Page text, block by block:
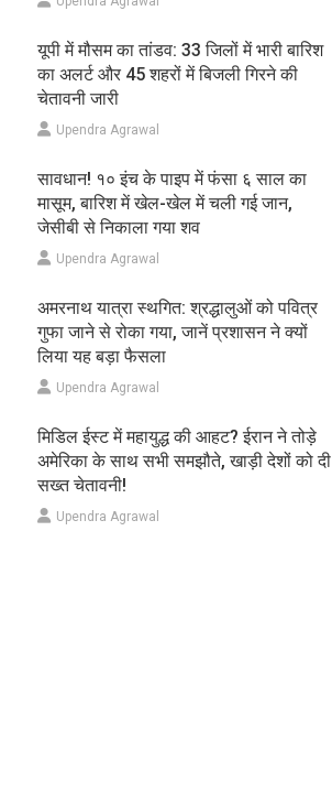
यूपी में मौसम का तांडव: 33 जिलों में भारी बारिश
का अलर्ट और 45 शहरों में बिजली गिरने की
चेतावनी जारी
Upendra Agrawal
सावधान! १० इंच के पाइप में फंसा ६ साल का
मासूम, बारिश में खेल-खेल में चली गई जान,
जेसीबी से निकाला गया शव
Upendra Agrawal
अमरनाथ यात्रा स्थगित: श्रद्धालुओं को पवित्र
गुफा जाने से रोका गया, जानें प्रशासन ने क्यों
लिया यह बड़ा फैसला
Upendra Agrawal
मिडिल ईस्ट में महायुद्ध की आहट? ईरान ने तोड़े
अमेरिका के साथ सभी समझौते, खाड़ी देशों को दी
सख्त चेतावनी!
Upendra Agrawal